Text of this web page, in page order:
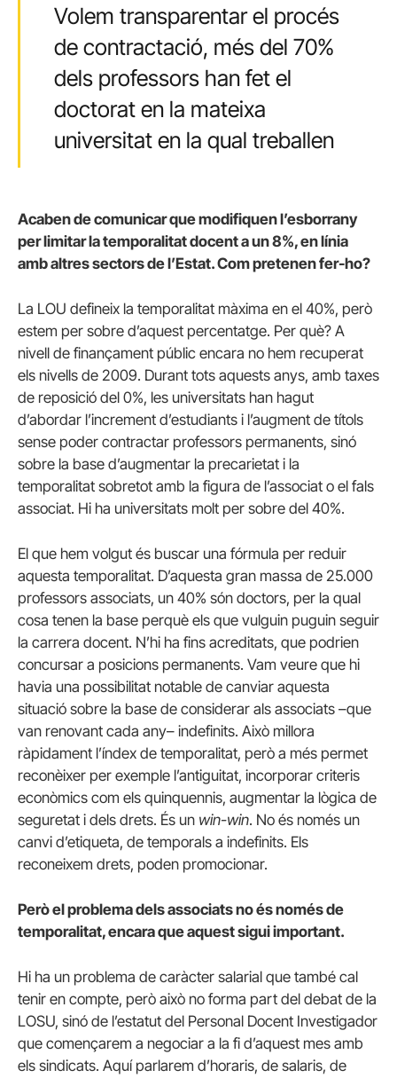
Volem transparentar el procés
de contractació, més del 70%
dels professors han fet el
doctorat en la mateixa
universitat en la qual treballen
Acaben de comunicar que modifiquen l’esborrany
per limitar la temporalitat docent a un 8%, en línia
amb altres sectors de l’Estat. Com pretenen fer-ho?
La LOU defineix la temporalitat màxima en el 40%, però
estem per sobre d’aquest percentatge. Per què? A
nivell de finançament públic encara no hem recuperat
els nivells de 2009. Durant tots aquests anys, amb taxes
de reposició del 0%, les universitats han hagut
d’abordar l’increment d’estudiants i l’augment de títols
sense poder contractar professors permanents, sinó
sobre la base d’augmentar la precarietat i la
temporalitat sobretot amb la figura de l’associat o el fals
associat. Hi ha universitats molt per sobre del 40%.
El que hem volgut és buscar una fórmula per reduir
aquesta temporalitat. D’aquesta gran massa de 25.000
professors associats, un 40% són doctors, per la qual
cosa tenen la base perquè els que vulguin puguin seguir
la carrera docent. N’hi ha fins acreditats, que podrien
concursar a posicions permanents. Vam veure que hi
havia una possibilitat notable de canviar aquesta
situació sobre la base de considerar als associats –que
van renovant cada any– indefinits. Això millora
ràpidament l’índex de temporalitat, però a més permet
reconèixer per exemple l’antiguitat, incorporar criteris
econòmics com els quinquennis, augmentar la lògica de
seguretat i dels drets. És un win-win. No és només un
canvi d’etiqueta, de temporals a indefinits. Els
reconeixem drets, poden promocionar.
Però el problema dels associats no és només de
temporalitat, encara que aquest sigui important.
Hi ha un problema de caràcter salarial que també cal
tenir en compte, però això no forma part del debat de la
LOSU, sinó de l’estatut del Personal Docent Investigador
que començarem a negociar a la fi d’aquest mes amb
els sindicats. Aquí parlarem d’horaris, de salaris, de